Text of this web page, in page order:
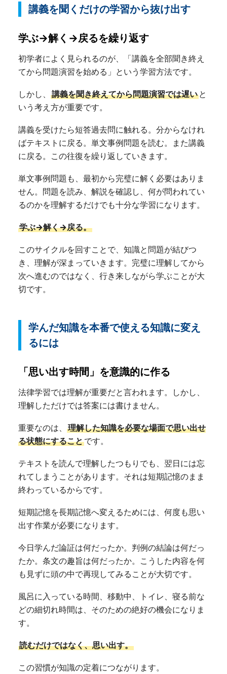
講義を聞くだけの学習から抜け出す
学ぶ→解く→戻るを繰り返す
初学者によく見られるのが、「講義を全部聞き終え
てから問題演習を始める」という学習方法です。
しかし、 講義を聞き終えてから問題演習では遅い と
いう考え方が重要です。
講義を受けたら短答過去問に触れる。分からなけれ
ばテキストに戻る。単文事例問題を読む。また講義
に戻る。この往復を繰り返していきます。
単文事例問題も、最初から完璧に解く必要はありま
せん。問題を読み、解説を確認し、何が問われてい
るのかを理解するだけでも十分な学習になります。
学ぶ→解く→戻る。
このサイクルを回すことで、知識と問題が結びつ
き、理解が深まっていきます。完璧に理解してから
次へ進むのではなく、行き来しながら学ぶことが大
切です。
学んだ知識を本番で使える知識に変え
るには
「思い出す時間」を意識的に作る
法律学習では理解が重要だと言われます。しかし、
理解しただけでは答案には書けません。
重要なのは、 理解した知識を必要な場面で思い出せ
る状態にすることです。
テキストを読んで理解したつもりでも、翌日には忘
れてしまうことがあります。それは短期記憶のまま
終わっているからです。
短期記憶を長期記憶へ変えるためには、何度も思い
出す作業が必要になります。
今日学んだ論証は何だったか。判例の結論は何だっ
たか。条文の趣旨は何だったか。こうした内容を何
も見ずに頭の中で再現してみることが大切です。
風呂に入っている時間、移動中、トイレ、寝る前な
どの細切れ時間は、そのための絶好の機会になりま
す。
読むだけではなく、思い出す。
この習慣が知識の定着につながります。